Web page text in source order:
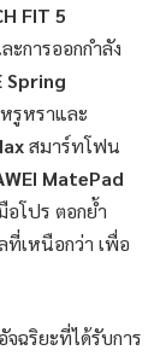
FIT 5
การออกกำลัง
Spring
รูหราและ
สมาร์ทโฟน
MatePad
อโปร ตอกย้ำ
เหนือกว่า เพื่อ
ฉริยะที่ได้รับการ